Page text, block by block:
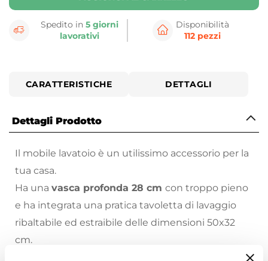
Spedito in5 giorni
lavorativi
Disponibilità
112 pezzi
CARATTERISTICHE DETTAGLI
Dettagli Prodotto
Il mobile lavatoio è un utilissimo accessorio per la
tua casa.
Ha una vasca profonda 28 cm con troppo pieno
e ha integrata una pratica tavoletta di lavaggio
ribaltabile ed estraibile delle dimensioni 50x32
cm.